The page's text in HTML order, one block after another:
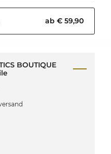
ab € 59,90
BOUTIQUE